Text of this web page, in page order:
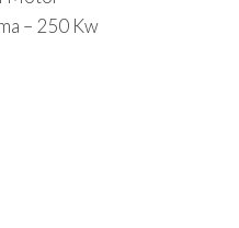
– 250 Kw